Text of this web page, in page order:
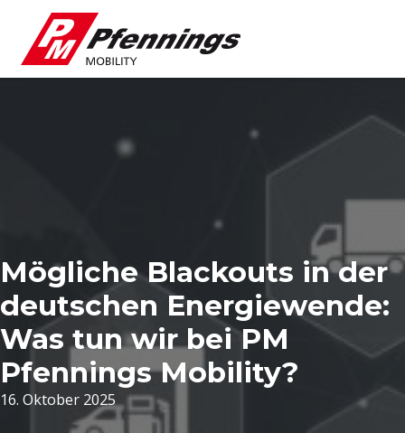
Mögliche Blackouts in der
deutschen Energiewende:
Was tun wir bei PM
Pfennings Mobility?
16. Oktober 2025